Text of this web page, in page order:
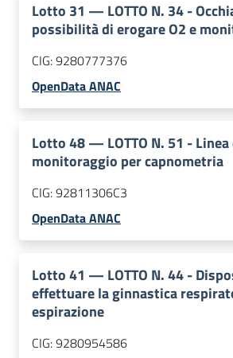
Lotto 31 — LOTTO N. 34 -
possibilità di erogare O2 e
CIG:9280777376
OpenData ANAC
Lotto48— LOTTO N. 51 -
monitoraggio per capnometria
CIG:92811306C3
OpenData ANAC
Lotto41 — LOTTO N. 44 -
effettuare la ginnastica
espirazione
CIG:9280954586